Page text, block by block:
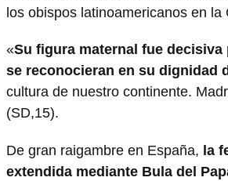
los obispos latinoamericanos en
«Su figura maternal fue
se reconocieran en su dignidad
cultura de nuestro continente.
(SD,15).
De gran raigambre en España, la
extendida mediante Bula del